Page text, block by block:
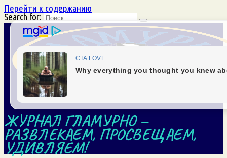
Перейти к содержанию
Search for:
ЖУРНАЛ ГЛАМУРНО —
РАЗВЛЕКАЕМ, ПРОСВЕЩАЕМ,
УДИВЛЯЕМ!